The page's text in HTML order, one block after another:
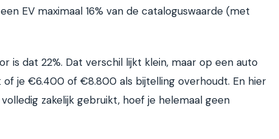
EV maximaal 16% van de cataloguswaarde (met
is dat 22%. Dat verschil lijkt klein, maar op een auto
je €6.400 of €8.800 als bijtelling overhoudt. En hier
zakelijk gebruikt, hoef je helemaal geen